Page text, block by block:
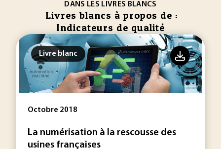
DANS LES LIVRES BLANCS
Livres blancs à propos de :
Indicateurs de qualité
Livre blanc
Octobre 2018
La numérisation à la rescousse des
usines françaises